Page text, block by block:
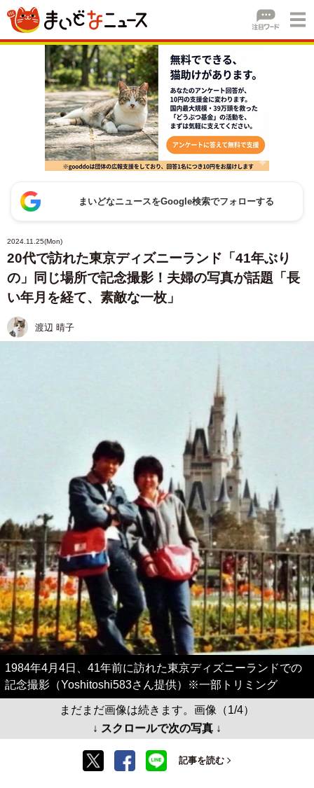
まいどなニュースをGoogle検索でフォローする
2024.11.25(Mon)
20代で訪れた東京ディズニーランド「41年ぶり
の」同じ場所で記念撮影！夫婦の写真が話題「長
い年月を経て、素敵な一枚」
渡辺 晴子
1984年4月4日、41年前に訪れた東京ディズニーランドでの
記念撮影（Yoshitoshi583さん提供）※一部トリミング
まだまだ画像は続きます。画像（1/4）
↓ スクロールで次の写真 ↓
記事を読む